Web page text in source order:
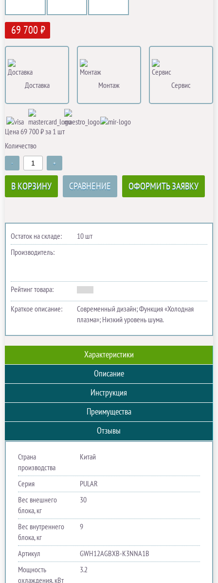
69 700 ₽
Доставка Монтаж Сервис
Цена 69 700 ₽ за 1 шт
Количество
- +
В КОРЗИНУ СРАВНЕНИЕ ОФОРМИТЬ ЗАЯВКУ
Остаток на складе:
10 шт
Производитель:
Рейтинг товара:
Краткое описание:
Современный дизайн; Функция «Холодная
плазма»; Низкий уровень шума.
Характеристики
Описание
Инструкция
Преимущества
Отзывы
Страна
производства
Китай
Серия
PULAR
Вес внешнего
блока, кг
30
Вес внутреннего
блока, кг
9
Артикул
GWH12AGBXB-K3NNA1B
Мощность
охлаждения, кВт
3.2